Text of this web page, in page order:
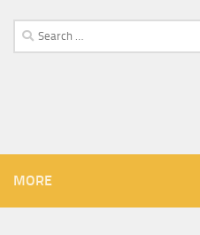
Search
for:
MORE